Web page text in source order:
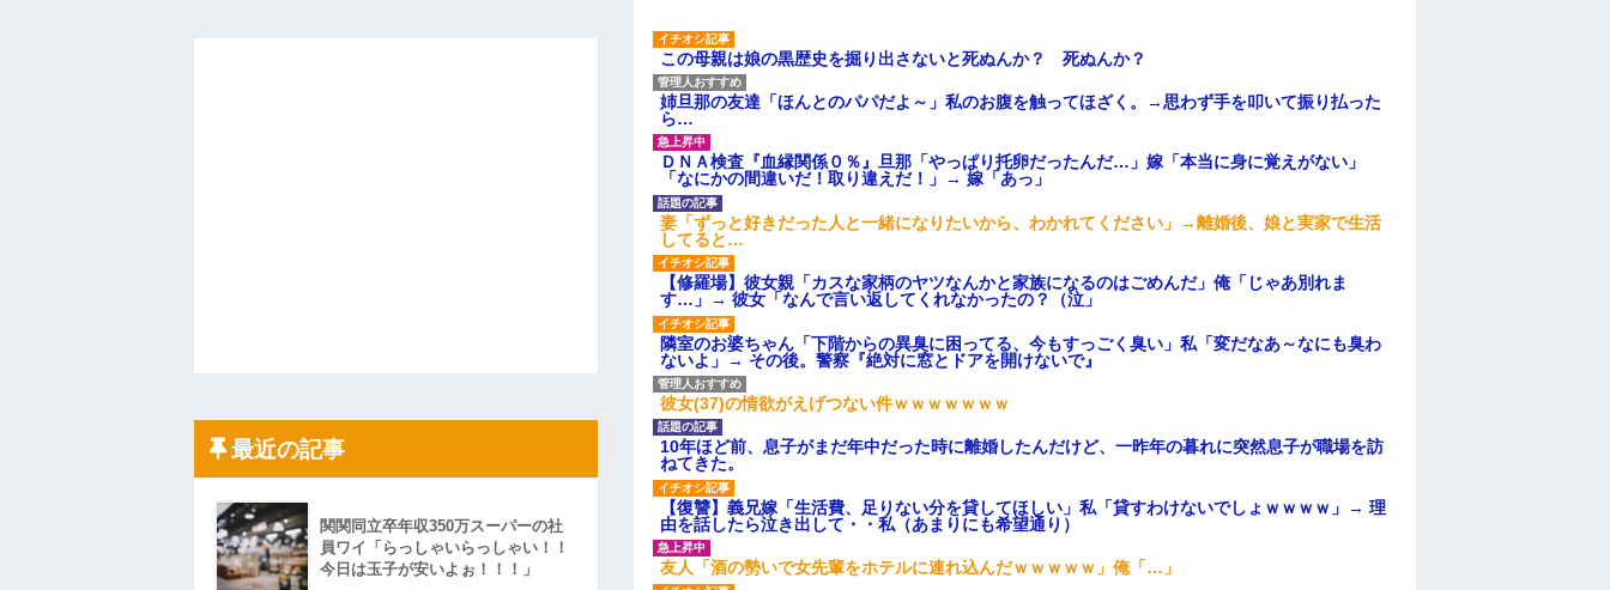
この母親は娘の黒歴史を掘り出さないと死ぬんか？ 死ぬんか？
姉旦那の友達「ほんとのパパだよ～」私のお腹を触ってほざく。→思わず手を叩いて振り払った
ら…
ＤＮＡ検査『血縁関係０％』旦那「やっぱり托卵だったんだ…」嫁「本当に身に覚えがない」
「なにかの間違いだ！取り違えだ！」→ 嫁「あっ」
妻「ずっと好きだった人と一緒になりたいから、わかれてください」→離婚後、娘と実家で生活
してると…
【修羅場】彼女親「カスな家柄のヤツなんかと家族になるのはごめんだ」俺「じゃあ別れま
す…」→ 彼女「なんで言い返してくれなかったの？（泣」
隣室のお婆ちゃん「下階からの異臭に困ってる、今もすっごく臭い」私「変だなあ～なにも臭わ
ないよ」→ その後。警察『絶対に窓とドアを開けないで』
彼女(37)の情欲がえげつない件ｗｗｗｗｗｗｗ
10年ほど前、息子がまだ年中だった時に離婚したんだけど、一昨年の暮れに突然息子が職場を訪
ねてきた。
【復讐】義兄嫁「生活費、足りない分を貸してほしい」私「貸すわけないでしょｗｗｗｗ」→ 理
由を話したら泣き出して・・私（あまりにも希望通り）
友人「酒の勢いで女先輩をホテルに連れ込んだｗｗｗｗｗ」俺「…」
最近の記事
関関同立卒年収350万スーパーの社
員ワイ「らっしゃいらっしゃい！！
今日は玉子が安いよぉ！！！」